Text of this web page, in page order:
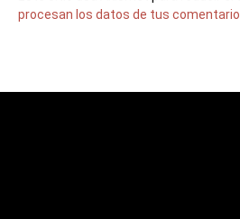
procesan los datos de tus